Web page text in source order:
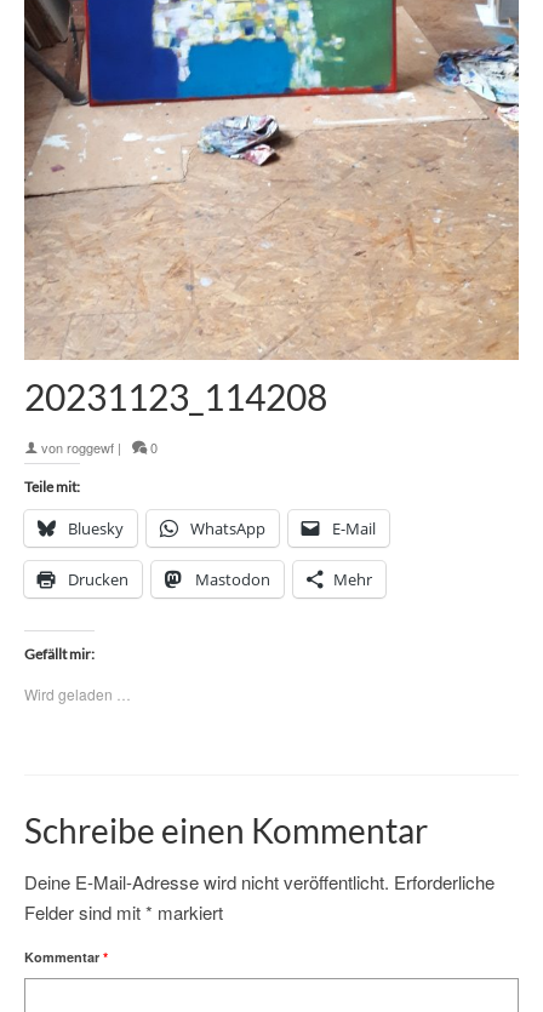
20231123_114208
vonroggewf | 0
Teile mit:
Bluesky WhatsApp E-Mail
Drucken Mastodon Mehr
Gefällt mir:
Wird geladen …
Schreibe einen Kommentar
Deine E-Mail-Adresse wird nicht veröffentlicht. Erforderliche
Felder sind mit* markiert
Kommentar *